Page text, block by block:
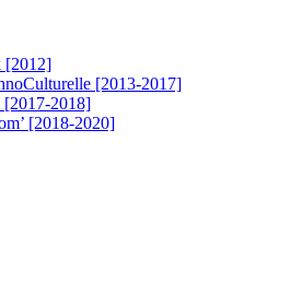
[2012]
[2013-2017]
[2017-2018]
[2018-2020]